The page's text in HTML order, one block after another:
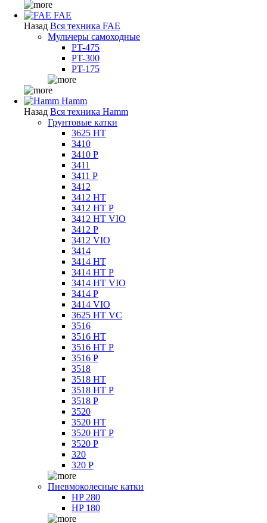
FAE
Назад Вся техника FAE
Мульчеры самоходные
PT-475
PT-300
PT-175
Hamm
Назад Вся техника Hamm
Грунтовые катки
3625 HT
3410
3410 P
3411
3411 P
3412
3412 HT
3412 HT P
3412 HT VIO
3412 P
3412 VIO
3414
3414 HT
3414 HT P
3414 HT VIO
3414 P
3414 VIO
3625 HT VC
3516
3516 HT
3516 HT P
3516 P
3518
3518 HT
3518 HT P
3518 P
3520
3520 HT
3520 HT P
3520 P
320
320 P
Пневмоколесные катки
HP 280
HP 180